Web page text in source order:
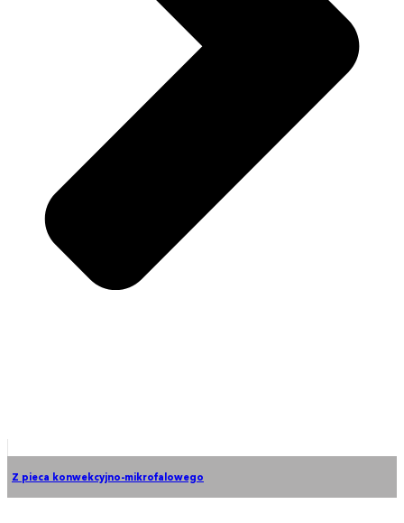
Z pieca konwekcyjno-mikrofalowego